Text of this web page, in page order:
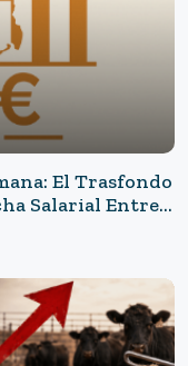
El Trasfondo
Salarial Entre